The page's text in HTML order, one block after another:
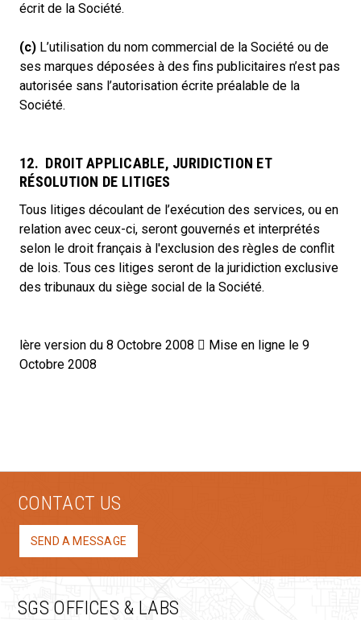
écrit de la Société.
(c) L’utilisation du nom commercial de la Société ou de
ses marques déposées à des fins publicitaires n’est pas
autorisée sans l’autorisation écrite préalable de la
Société.
12. DROIT APPLICABLE, JURIDICTION ET
RÉSOLUTION DE LITIGES
Tous litiges découlant de l’exécution des services, ou en
relation avec ceux-ci, seront gouvernés et interprétés
selon le droit français à l'exclusion des règles de conflit
de lois. Tous ces litiges seront de la juridiction exclusive
des tribunaux du siège social de la Société.
lère version du 8 Octobre 2008  Mise en ligne le 9
Octobre 2008
CONTACT US
SEND A MESSAGE
SGS OFFICES & LABS